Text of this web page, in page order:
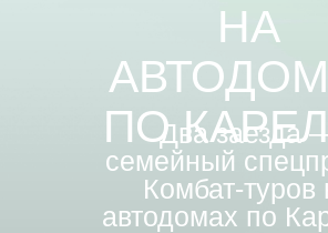
НА
ПОДва заезда
семейный
Комбат‑туров
автодомах по